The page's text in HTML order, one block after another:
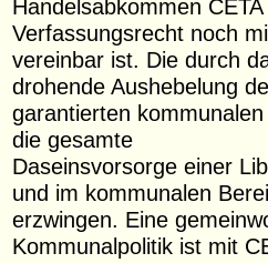
Handelsabkommen
Verfassungsrecht noch
vereinbar ist. Die durch
drohende Aushebelung
garantierten
die gesamte
Daseinsvorsorge einer
und im kommunalen
erzwingen. Eine
Kommunalpolitik ist mit